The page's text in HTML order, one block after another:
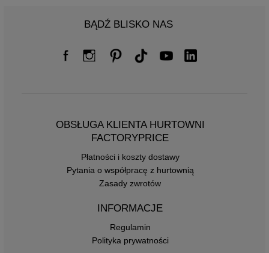
BĄDŹ BLISKO NAS
OBSŁUGA KLIENTA HURTOWNI
FACTORYPRICE
Płatności i koszty dostawy
Pytania o współpracę z hurtownią
Zasady zwrotów
INFORMACJE
Regulamin
Polityka prywatności